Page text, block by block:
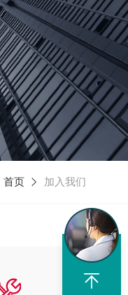
首页 加入我们